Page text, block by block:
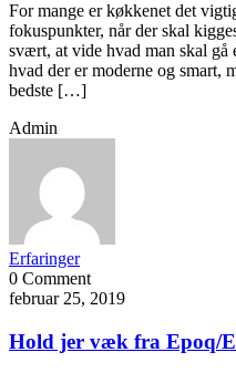
For mange er køkkenet det
fokuspunkter, når der skal
svært, at vide hvad man skal gå
hvad der er moderne og smart,
bedste […]
Admin
Erfaringer
0 Comment
februar 25, 2019
Hold jer væk fra Epoq/